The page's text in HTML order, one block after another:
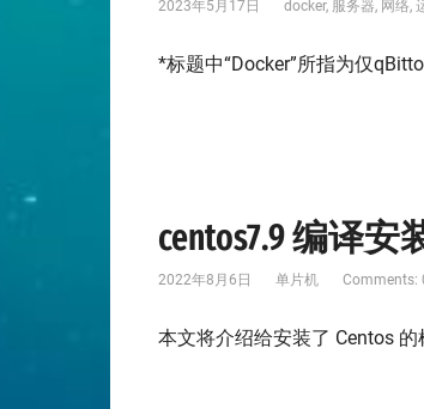
2023年5月17日 docker, 服务器, 网络,
*标题中“Docker”所指为仅
centos7.9 编译安
2022年8月6日 单片机 Comments:
本文将介绍给安装了 Centos